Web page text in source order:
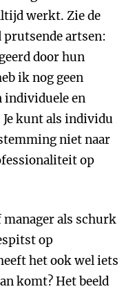
werkt. Zie de
prutsende artsen:
door hun
ik nog geen
individuele en
kunt als individu
niet naar
op
als schurk
op
het ook wel iets
komt? Het beeld